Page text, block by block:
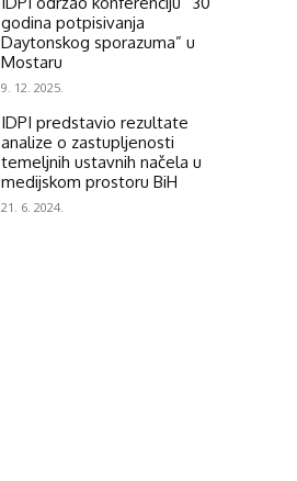
godina potpisivanja
Daytonskog sporazuma” u
Mostaru
9. 12. 2025.
IDPI predstavio rezultate
analize o zastupljenosti
temeljnih ustavnih načela u
medijskom prostoru BiH
21. 6. 2024.